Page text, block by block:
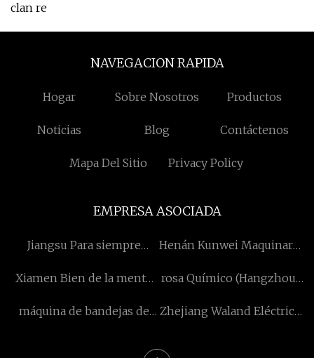
clan re
NAVEGACION RAPIDA
Hogar Sobre Nosotros Productos
Noticias Blog Contáctenos
Mapa Del Sitio Privacy Policy
EMPRESA ASOCIADA
Jiangsu Para siempre
compañía, Limitado
Henán Kunwei Maquinaria
Xiamen Bien de la mente
compañía, Limitado
rosa Químico (Hangzhou)
máquina de bandejas de
Zhejiang Waland Eléctrico